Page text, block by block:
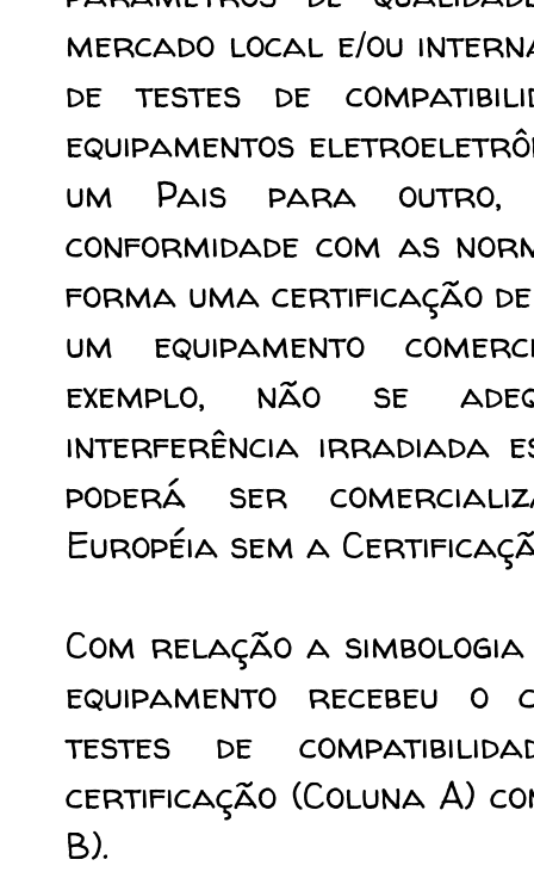
mercado local e/ou
de testes de
equipamentos
um Pais para outro,
conformidade com as
forma uma certificação
um equipamento
exemplo, não se
interferência irradiada
poderá ser
Européia sem a
Com relação a
equipamento recebeu
testes de
certificação (Coluna A)
B).